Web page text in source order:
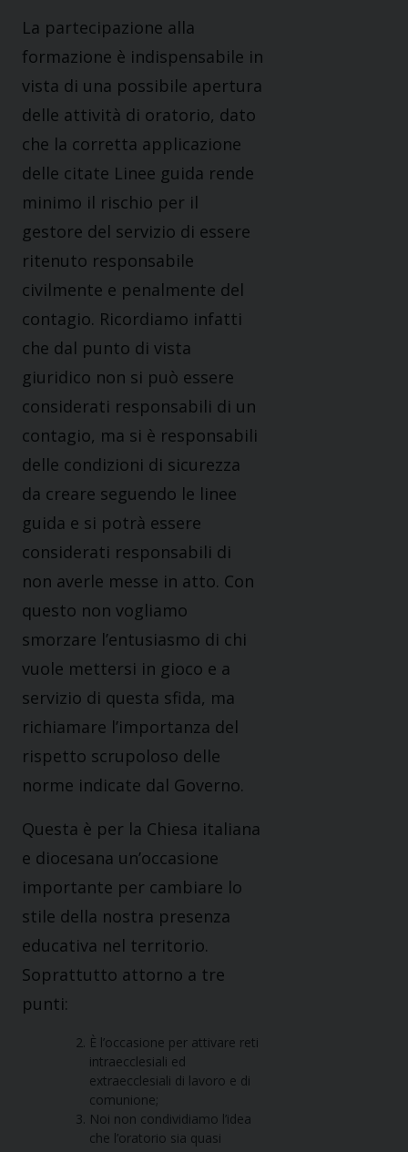
La partecipazione alla
formazione è indispensabile in
vista di una possibile apertura
delle attività di oratorio, dato
che la corretta applicazione
delle citate Linee guida rende
minimo il rischio per il
gestore del servizio di essere
ritenuto responsabile
civilmente e penalmente del
contagio. Ricordiamo infatti
che dal punto di vista
giuridico non si può essere
considerati responsabili di un
contagio, ma si è responsabili
delle condizioni di sicurezza
da creare seguendo le linee
guida e si potrà essere
considerati responsabili di
non averle messe in atto. Con
questo non vogliamo
smorzare l’entusiasmo di chi
vuole mettersi in gioco e a
servizio di questa sfida, ma
richiamare l’importanza del
rispetto scrupoloso delle
norme indicate dal Governo.
Questa è per la Chiesa italiana
e diocesana un’occasione
importante per cambiare lo
stile della nostra presenza
educativa nel territorio.
Soprattutto attorno a tre
punti:
È l’occasione per attivare reti
intraecclesiali ed
extraecclesiali di lavoro e di
comunione;
Noi non condividiamo l’idea
che l’oratorio sia quasi